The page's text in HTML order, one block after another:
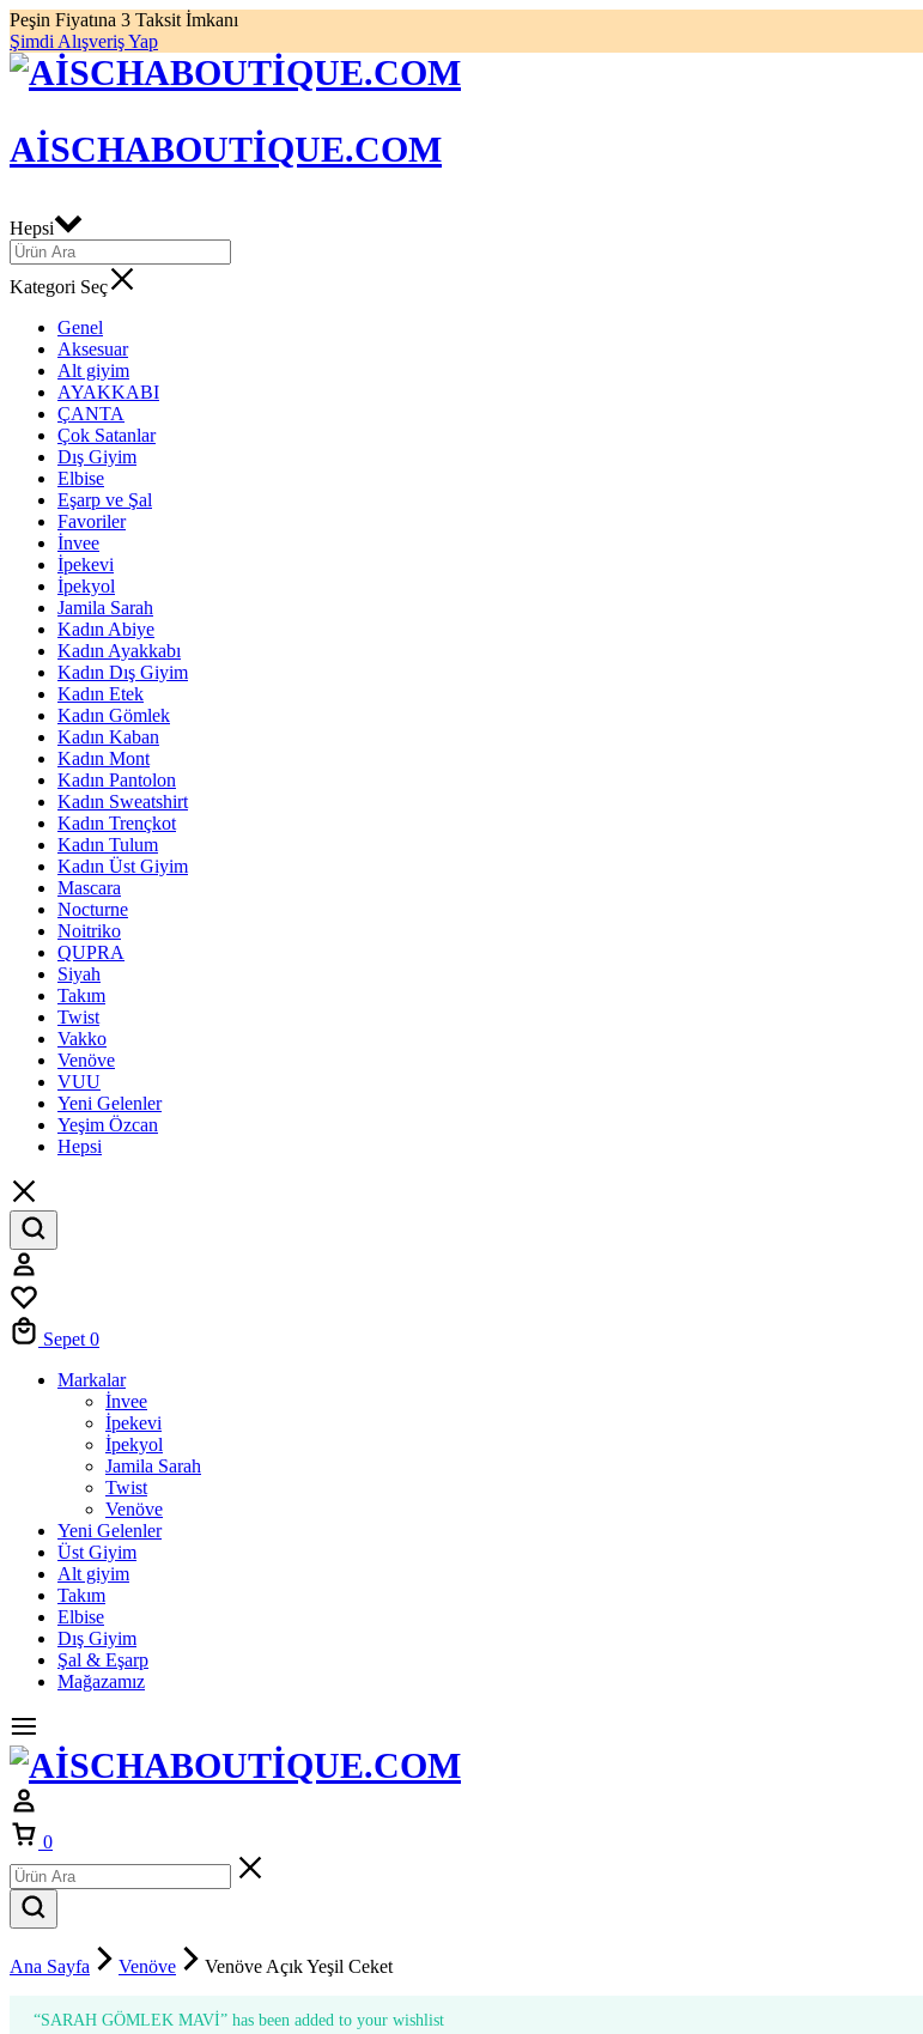
Peşin Fiyatına 3 Taksit İmkanı
Şimdi Alışveriş Yap
AISCHABOUTIQUE.COM
Hepsi
Kategori Seç
Genel
Aksesuar
Alt giyim
AYAKKABI
ÇANTA
Çok Satanlar
Dış Giyim
Elbise
Eşarp ve Şal
Favoriler
İnvee
İpekevi
İpekyol
Jamila Sarah
Kadın Abiye
Kadın Ayakkabı
Kadın Dış Giyim
Kadın Etek
Kadın Gömlek
Kadın Kaban
Kadın Mont
Kadın Pantolon
Kadın Sweatshirt
Kadın Trençkot
Kadın Tulum
Kadın Üst Giyim
Mascara
Nocturne
Noitriko
QUPRA
Siyah
Takım
Twist
Vakko
Venöve
VUU
Yeni Gelenler
Yeşim Özcan
Hepsi
Sepet 0
Markalar
İnvee
İpekevi
İpekyol
Jamila Sarah
Twist
Venöve
Yeni Gelenler
Üst Giyim
Alt giyim
Takım
Elbise
Dış Giyim
Şal & Eşarp
Mağazamız
0
Ana Sayfa Venöve Venöve Açık Yeşil Ceket
“SARAH GÖMLEK MAVİ” has been added to your wishlist